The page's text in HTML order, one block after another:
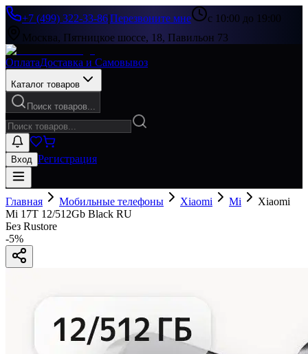
+7 (499) 322-33-86|Перезвоните мне
с 10:00 до 19:00
Москва, Пятницкое шоссе, 18, Павильон 73
ОплатаДоставка и Самовывоз
Каталог товаров
Поиск товаров...
Вход Регистрация
Главная Мобильные телефоны Xiaomi Mi
Xiaomi
Mi 17T 12/512Gb Black RU
Без Rustore
-5%